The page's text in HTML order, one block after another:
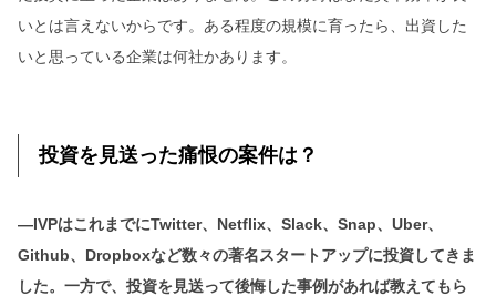
いとは言えないからです。ある程度の規模に育ったら、出資した
いと思っている企業は何社かあります。
投資を見送った痛恨の案件は？
―IVPはこれまでにTwitter、Netflix、Slack、Snap、Uber、
Github、Dropboxなど数々の著名スタートアップに投資してきま
した。一方で、投資を見送って後悔した事例があれば教えてもら